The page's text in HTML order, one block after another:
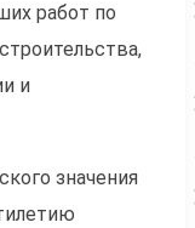
работ по
и
значения